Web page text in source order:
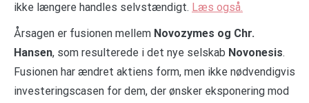
ikke længere handles selvstændigt. Læs også.
Årsagen er fusionen mellem Novozymes og Chr.
Hansen, som resulterede i det nye selskab Novonesis.
Fusionen har ændret aktiens form, men ikke nødvendigvis
investeringscasen for dem, der ønsker eksponering mod